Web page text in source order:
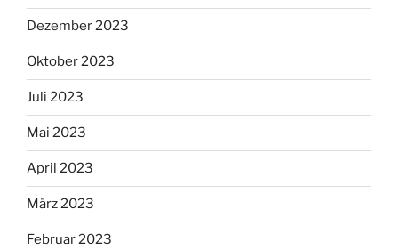
Dezember 2023
Oktober 2023
Juli 2023
Mai 2023
April 2023
März 2023
Februar 2023